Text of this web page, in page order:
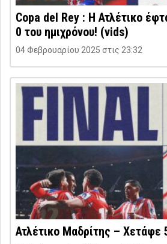
Copa del Rey : Η Ατλέτικο
0 του ημιχρόνου! (vids)
04 Φεβρουαρίου 2025 στις 23:32
Ατλέτικο Μαδρίτης – Χετάφε